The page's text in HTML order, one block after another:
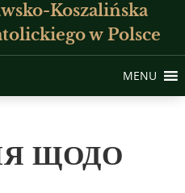
Koszalińska
w Polsce
MENU
ЩОДО